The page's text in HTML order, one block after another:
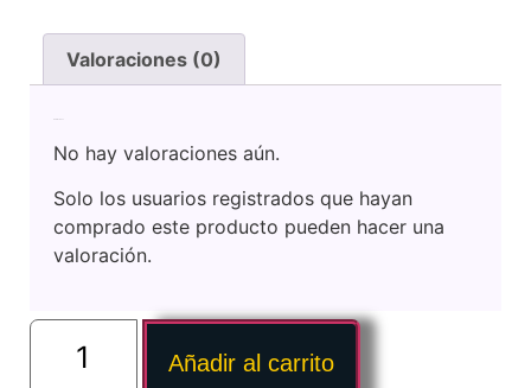
Valoraciones (0)
No hay valoraciones aún.
Solo los usuarios registrados que hayan
comprado este producto pueden hacer una
valoración.
Añadir al carrito